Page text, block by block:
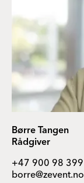
Børre Tangen
Rådgiver
+47 900 98 399
borre@zevent.no